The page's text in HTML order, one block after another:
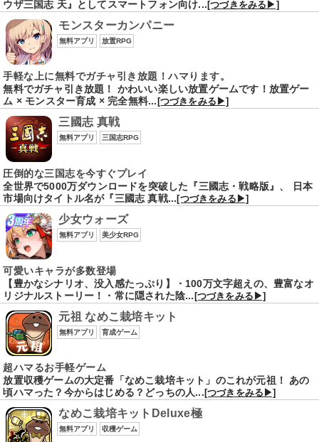
ウザ三国志 天』としてスマートフォン向け...[つづきをみる▶]
モンスターカンパニー
無料アプリ 放置RPG
手軽な上に無料でガチャ引き放題！ハマります。
無料でガチャ引き放題！ かわいい楽しい放置ゲームです！放置ゲー
ム × モンスター育成 × 完全無料... [つづきをみる▶]
三國志 真戦
無料アプリ 三国志RPG
圧倒的な三国志を今すぐプレイ
全世界で5000万ダウンロードを突破した『三國志・戦略版』、 日本
市場向けタイトル名が『三國志 真戦...[つづきをみる▶]
少女ウォーズ
無料アプリ 美少女RPG
可愛いキャラが多数登場
【豊かなシナリオ、没入感たっぷり】・100万文字超えの、豊富なオ
リジナルストーリー！・常に隠された陰...[つづきをみる▶]
元祖 なめこ栽培キット
無料アプリ 育成ゲーム
超ハマるお手軽ゲーム
放置収穫ゲームの大定番「なめこ栽培キット」のこれが元祖！ あの
頃ハマった？今からはじめる？どっちの人... [つづきをみる▶]
なめこ栽培キットDeluxe極
無料アプリ 収穫ゲーム